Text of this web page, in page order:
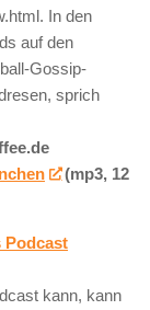
In den
auf den
Gossip-
sprich
(mp3, 12
Podcast
kann, kann